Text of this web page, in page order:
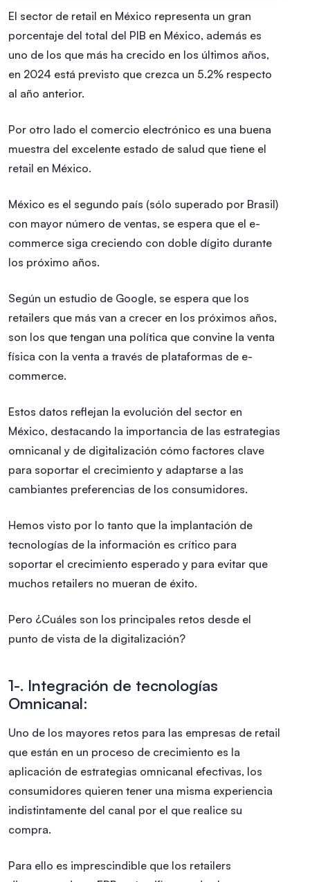
El sector de retail en México representa un gran
porcentaje del total del PIB en México, además es
uno de los que más ha crecido en los últimos años,
en 2024 está previsto que crezca un 5.2% respecto
al año anterior.
Por otro lado el comercio electrónico es una buena
muestra del excelente estado de salud que tiene el
retail en México.
México es el segundo país (sólo superado por Brasil)
con mayor número de ventas, se espera que el e-
commerce siga creciendo con doble dígito durante
los próximo años.
Según un estudio de Google, se espera que los
retailers que más van a crecer en los próximos años,
son los que tengan una política que convine la venta
física con la venta a través de plataformas de e-
commerce.
Estos datos reflejan la evolución del sector en
México, destacando la importancia de las estrategias
omnicanal y de digitalización cómo factores clave
para soportar el crecimiento y adaptarse a las
cambiantes preferencias de los consumidores.
Hemos visto por lo tanto que la implantación de
tecnologías de la información es crítico para
soportar el crecimiento esperado y para evitar que
muchos retailers no mueran de éxito.
Pero ¿Cuáles son los principales retos desde el
punto de vista de la digitalización?
1-. Integración de tecnologías
Omnicanal:
Uno de los mayores retos para las empresas de retail
que están en un proceso de crecimiento es la
aplicación de estrategias omnicanal efectivas, los
consumidores quieren tener una misma experiencia
indistintamente del canal por el que realice su
compra.
Para ello es imprescindible que los retailers